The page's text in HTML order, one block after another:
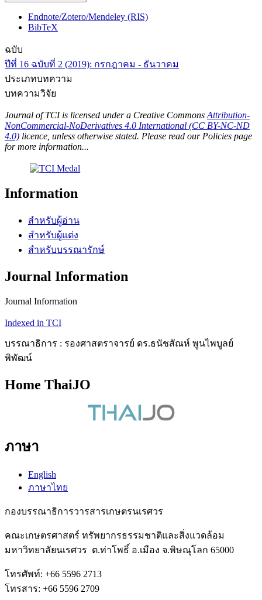
Endnote/Zotero/Mendeley (RIS)
BibTeX
ฉบับ
ปีที่ 16 ฉบับที่ 2 (2019): กรกฎาคม - ธันวาคม
ประเภทบทความ
บทความวิจัย
Journal of TCI is licensed under a Creative Commons Attribution-
NonCommercial-NoDerivatives 4.0 International (CC BY-NC-ND
4.0) licence, unless otherwise stated. Please read our Policies page
for more information...
Information
สำหรับผู้อ่าน
สำหรับผู้แต่ง
สำหรับบรรณารักษ์
Journal Information
Journal Information
Indexed in TCI
บรรณาธิการ : รองศาสตราจารย์ ดร.ธนัชสัณห์ พูนไพบูลย์
พิพัฒน์
Home ThaiJO
ภาษา
English
ภาษาไทย
กองบรรณาธิการวารสารเกษตรนเรศวร
คณะเกษตรศาสตร์ ทรัพยากรธรรมชาติและสิ่งแวดล้อม
มหาวิทยาลัยนเรศวร ต.ท่าโพธิ์ อ.เมือง จ.พิษณุโลก 65000
โทรศัพท์: +66 5596 2713
โทรสาร: +66 5596 2709